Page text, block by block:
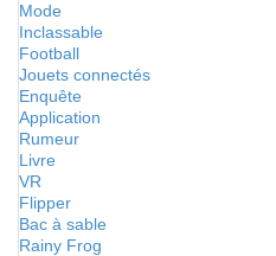
Mode
Inclassable
Football
Jouets connectés
Enquête
Application
Rumeur
Livre
VR
Flipper
Bac à sable
Rainy Frog